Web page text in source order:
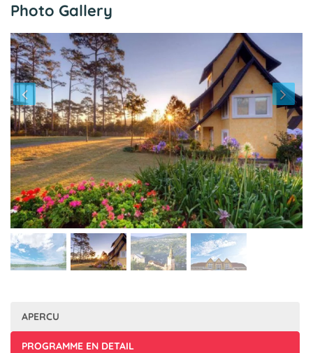
Photo Gallery
APERCU
PROGRAMME EN DETAIL